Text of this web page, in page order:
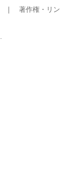
｜著作権・リン